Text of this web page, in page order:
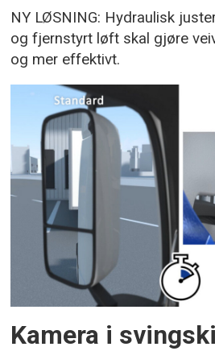
NY LØSNING: Hydraulisk
og fjernstyrt løft skal gjøre
og mer effektivt.
Kamera i